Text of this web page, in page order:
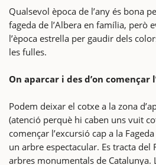
Qualsevol època de l’any és bona
fageda de l’Albera en família, però
l’època estrella per gaudir dels
les fulles.
On aparcar i des d’on començar
Podem deixar el cotxe a la zona
(atenció perquè hi caben uns vuit
començar l’excursió cap a la
un arbre espectacular. Es tracta del
arbres monumentals de Catalunya.